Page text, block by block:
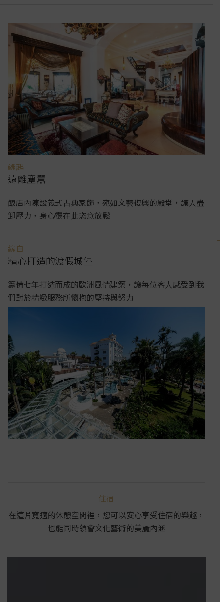
緣起
遠離塵囂
飯店內陳設義式古典家飾，宛如文藝復興的殿堂，讓人盡
卸壓力，身心靈在此恣意放鬆
緣自
精心打造的渡假城堡
籌備七年打造而成的歐洲風情建築，讓每位客人感受到我
們對於精緻服務所懷抱的堅持與努力
住宿
在這片寬適的休憩空間裡，您可以安心享受住宿的樂趣，
也能同時領會文化藝術的美麗內涵